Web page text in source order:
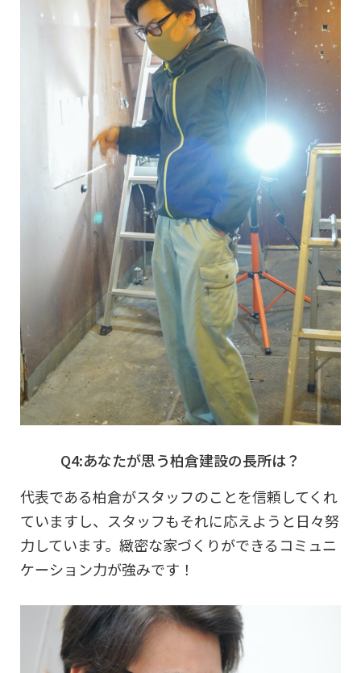
Q4:あなたが思う柏倉建設の長所は？
代表である柏倉がスタッフのことを信頼してくれ
ていますし、スタッフもそれに応えようと日々努
力しています。緻密な家づくりができるコミュニ
ケーション力が強みです！